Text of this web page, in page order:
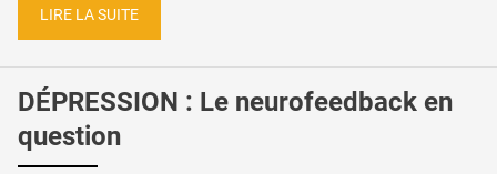
LIRE LA SUITE
DÉPRESSION : Le neurofeedback en
question